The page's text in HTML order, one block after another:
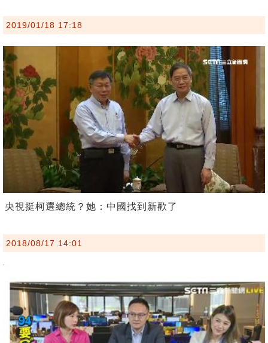
2019/01/18 17:18
央視挺柯選總統？她：中國找到新歡了
2018/08/17 14:01